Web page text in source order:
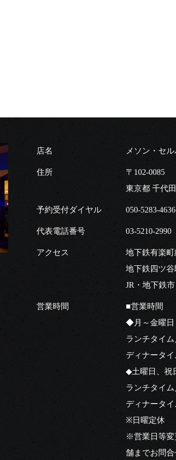
店名 メソン・セ
住所
〒102-0085
東京都 千代
予約受付ダイヤル 050-5283-4636
代表電話番号 03-5210-2990
アクセス
地下鉄有楽
地下鉄四ツ
JR・地下鉄
営業時間
■営業時間
◆月～金曜日
ランチタイム
ディナータイ
◆土曜日、祝
ランチタイム
ディナータイ
※日曜定休
※営業日等変
舗までお問合